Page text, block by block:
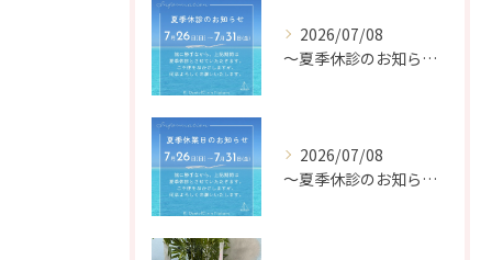
2026/07/08
〜夏季休診のお知らせ〜
2026/07/08
〜夏季休診のお知らせ〜